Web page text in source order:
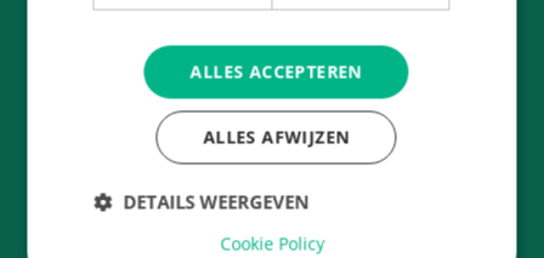
ALLES ACCEPTEREN
ALLES AFWIJZEN
DETAILS WEERGEVEN
Cookie Policy